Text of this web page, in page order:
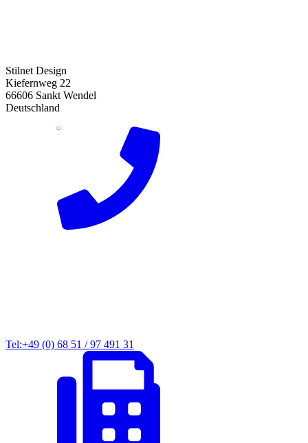
Stilnet Design
Kiefernweg 22
66606 Sankt Wendel
Deutschland
Tel:+49 (0) 68 51 / 97 491 31